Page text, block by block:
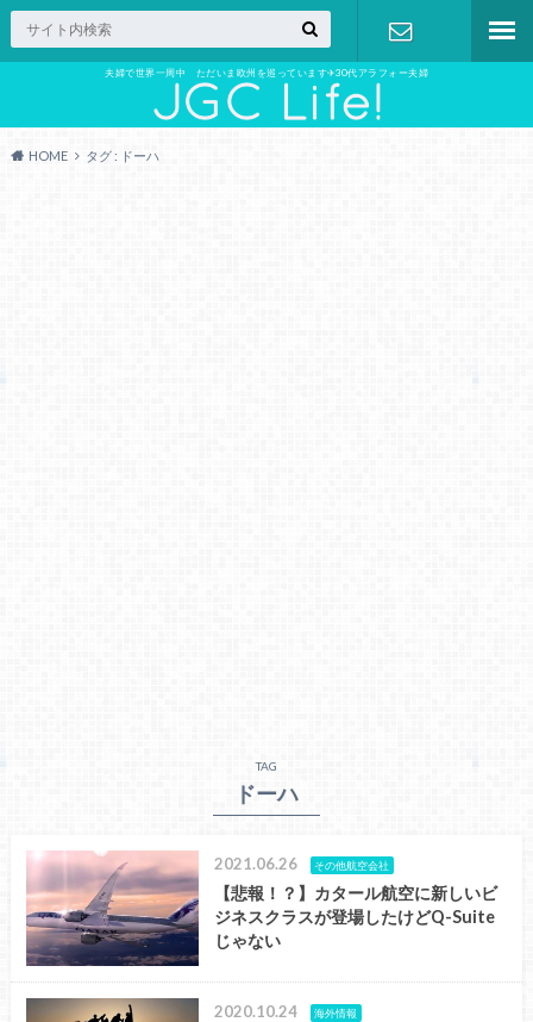
夫婦で世界一周中 ただいま欧州を巡っています✈︎30代アラフォー夫婦
お問い合わ
HOME タグ : ドーハ
TAG
ドーハ
2021.06.26 その他航空会社
【悲報！？】カタール航空に新しいビ
ジネスクラスが登場したけどQ-Suite
じゃない
2020.10.24 海外情報